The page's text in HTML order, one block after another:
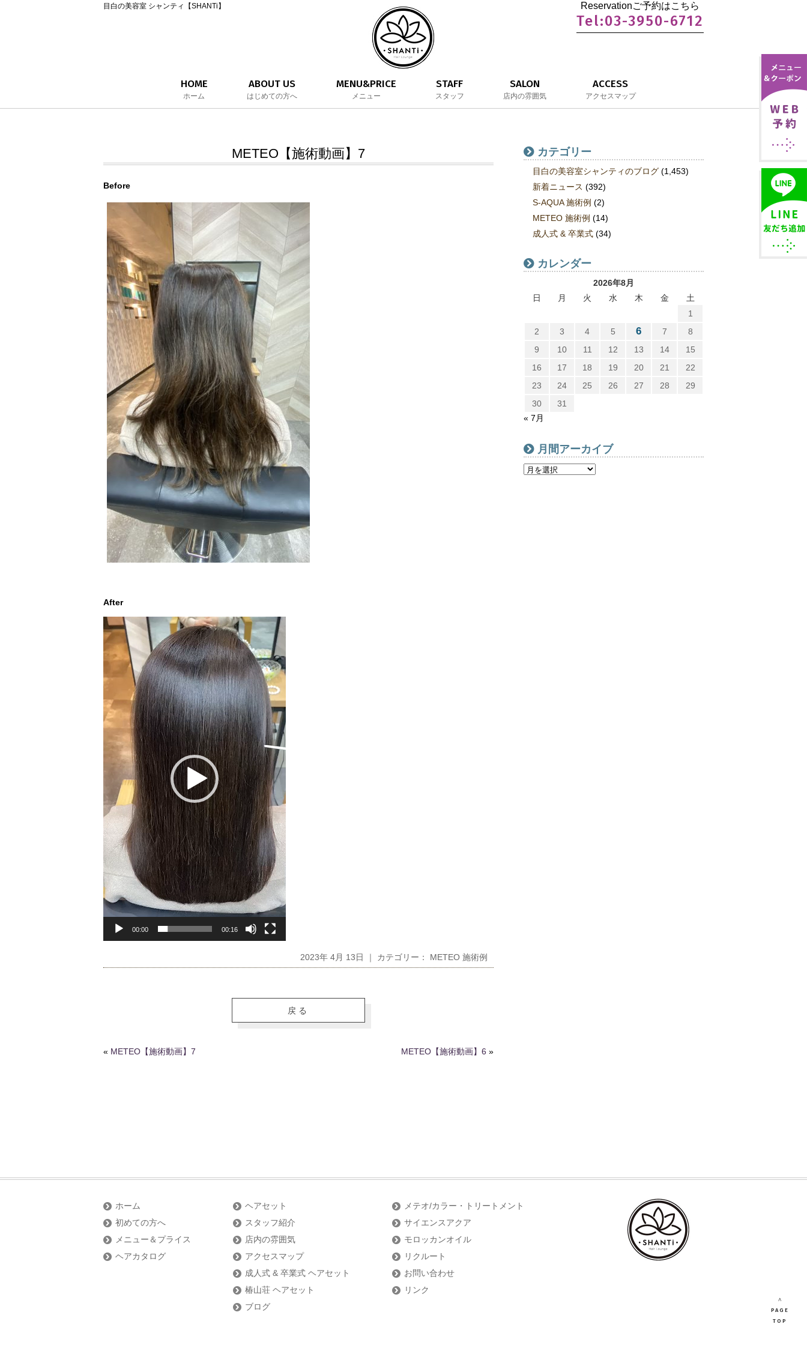
目白の美容室 シャンティ【SHANTi】 Reservationご予約はこちら
Tel:03-3950-6712
HOME
ホーム
ABOUT US
はじめての方へ
MENU&PRICE
メニュー
STAFF
スタッフ
SALON
店内の雰囲気
ACCESS
アクセスマップ
METEO【施術動画】7
Before
After
動
画
プ
レ
ヤ
ー
00:00 00:16
2023年 4月 13日 ｜ カテゴリー： METEO 施術例
戻る
« METEO【施術動画】7 METEO【施術動画】6 »
カテゴリー
目白の美容室シャンティのブログ (1,453)
新着ニュース (392)
S-AQUA 施術例 (2)
METEO 施術例 (14)
成人式 & 卒業式 (34)
カレンダー
2026年8月
日
月 火 水 木 金
土
1
2
3 4 5 6 7
8
9
10 11 12 13 14
15
16
17 18 19 20 21
22
23
24 25 26 27 28
29
30
31
« 7月
月間アーカイブ
∧
PAGE
TOP
ホーム
初めての方へ
メニュー＆プライス
ヘアカタログ
ヘアセット
スタッフ紹介
店内の雰囲気
アクセスマップ
成人式 & 卒業式 ヘアセット
椿山荘 ヘアセット
ブログ
メテオ/カラー・トリートメント
サイエンスアクア
モロッカンオイル
リクルート
お問い合わせ
リンク